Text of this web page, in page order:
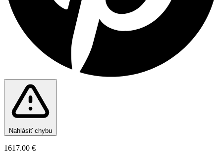
Nahlásiť chybu
1617.00 €